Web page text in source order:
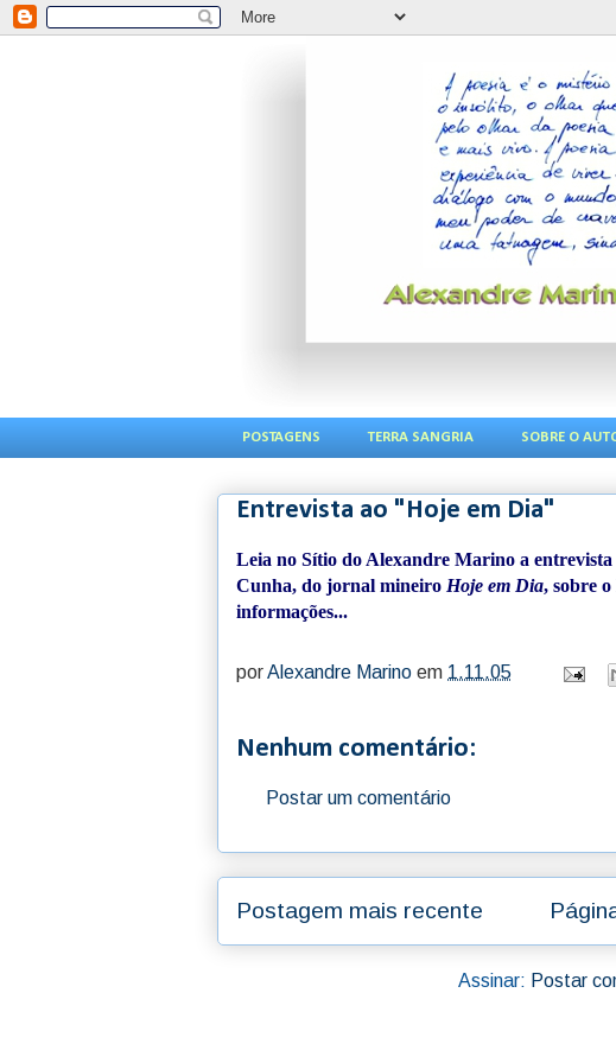
POSTAGENS TERRA SANGRIA SOBRE O
Entrevista ao "Hoje em Dia"
Leia no Sítio do Alexandre Marino a
Cunha, do jornal mineiro Hoje em Dia, sobre
informações...
porAlexandre Marino em 1.11.05
Nenhum comentário:
Postar um comentário
Postagem mais recente
Assinar: Postar